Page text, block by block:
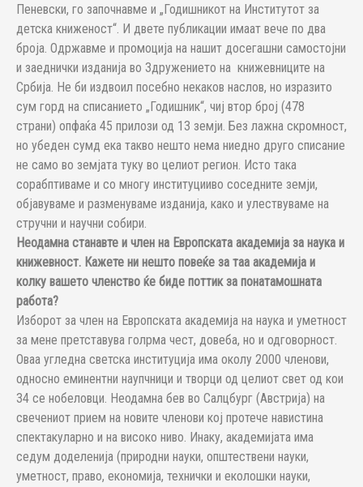
Пеневски, го започнавме и „Годишникот на Институтот за
детска книженост“. И двете публикации имаат вече по два
броја. Одржавме и промоција на нашит досегашни самостојни
и заеднички изданија во Здружението на книжевниците на
Србија. Не би издвоил посебно некаков наслов, но изразито
сум горд на списанието „Годишник“, чиј втор број (478
страни) опфаќа 45 прилози од 13 земји. Без лажна скромност,
но убеден сумд ека такво нешто нема ниедно друго списание
не само во земјата туку во целиот регион. Исто така
сорабптиваме и со многу институцииво соседните земји,
објавуваме и разменуваме изданија, како и улествуваме на
стручни и научни собири.
Неодамна станавте и член на Европската академија за наука и
книжевност. Кажете ни нешто повеќе за таа академија и
колку вашето членство ќе биде поттик за понатамошната
работа?
Изборот за член на Европската академија на наука и уметност
за мене претставува голрма чест, довеба, но и одговорност.
Оваа угледна светска институција има околу 2000 членови,
односно еминентни наупчници и творци од целиот свет од кои
34 се нобеловци. Неодамна бев во Салцбург (Австрија) на
свечениот прием на новите членови кој протече навистина
спектакуларно и на високо ниво. Инаку, академијата има
седум доделенија (природни науки, општествени науки,
уметност, право, економија, технички и еколошки науки,